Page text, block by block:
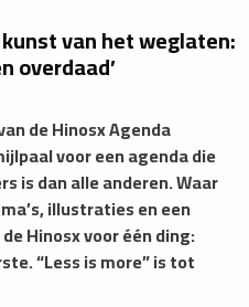
van het weglaten:
overdaad’
de Hinosx Agenda
voor een agenda die
is dan alle anderen. Waar
illustraties en een
Hinosx voor één ding:
“Less is more” is tot